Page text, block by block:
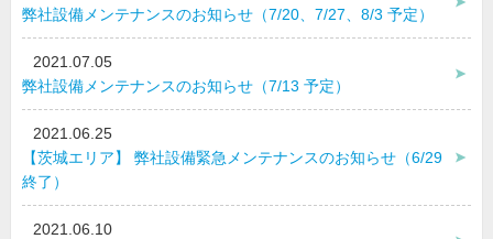
弊社設備メンテナンスのお知らせ（7/20、7/27、8/3 予定）
2021.07.05
弊社設備メンテナンスのお知らせ（7/13 予定）
2021.06.25
【茨城エリア】 弊社設備緊急メンテナンスのお知らせ（6/29
終了）
2021.06.10